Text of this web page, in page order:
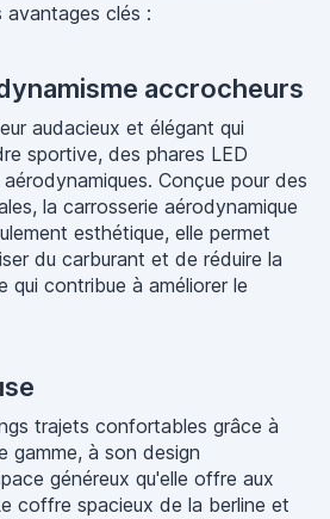
avantages clés :
accrocheurs
audacieux et élégant qui
sportive, des phares LED
Conçue pour des
la carrosserie aérodynamique
esthétique, elle permet
du carburant et de réduire la
qui contribue à améliorer le
trajets confortables grâce à
gamme, à son design
généreux qu'elle offre aux
coffre spacieux de la berline et